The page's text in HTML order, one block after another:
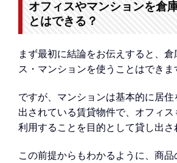
オフィスやマンションを倉
とはできる？
まず最初に結論をお伝えすると、倉
ス・マンションを使うことはできま
ですが、マンションは基本的に居
出されている賃貸物件で、オフィ
利用することを目的として貸し出さ
この前提からもわかるように、商